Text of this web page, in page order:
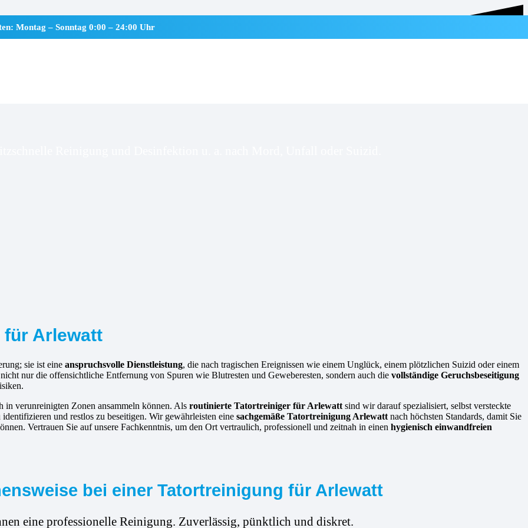
Montag – Sonntag 0:00 – 24:00 Uhr
Reinigung und Desinfektion u. a. nach Mord, Unfall oder Suizid.
für Arlewatt
sie ist eine anspruchsvolle Dienstleistung, die nach tragischen Ereignissen wie einem Unglück, einem plötzlichen Suizid oder einem
nur die offensichtliche Entfernung von Spuren wie Blutresten und Geweberesten, sondern auch die vollständige Geruchsbeseitigung
in verunreinigten Zonen ansammeln können. Als routinierte Tatortreiniger für Arlewatt sind wir darauf spezialisiert, selbst versteckte
und restlos zu beseitigen. Wir gewährleisten eine sachgemäße Tatortreinigung Arlewatt nach höchsten Standards, damit Sie
Vertrauen Sie auf unsere Fachkenntnis, um den Ort vertraulich, professionell und zeitnah in einen hygienisch einwandfreien
bei einer Tatortreinigung für Arlewatt
eine professionelle Reinigung. Zuverlässig, pünktlich und diskret.